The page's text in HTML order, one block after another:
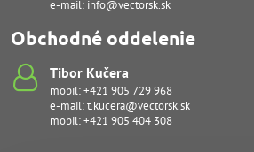
e-mail: info@vectorsk.sk
Obchodné oddelenie
Tibor Kučera
mobil:+421 905 729 968
e-mail:t.kucera@vectorsk.sk
mobil:+421 905 404 308